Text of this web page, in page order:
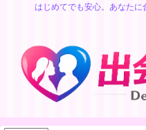
はじめてでも安心。あなたに